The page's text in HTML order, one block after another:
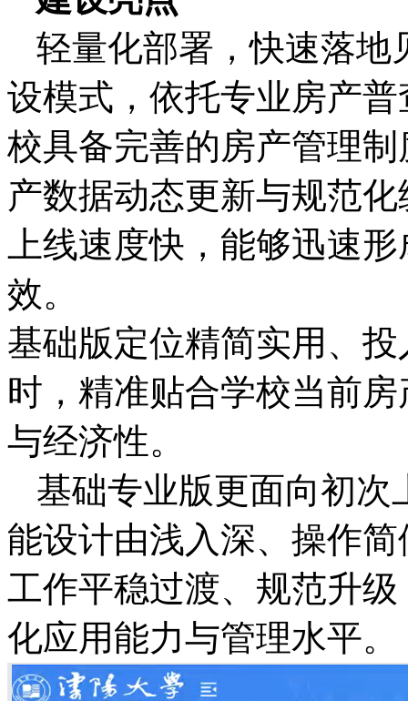
轻量化部署，快速落地
设模式，依托专业房产
校具备完善的房产管理
产数据动态更新与规范
上线速度快，能够迅速
效。
基础版定位精简实用、
时，精准贴合学校当前
与经济性。
基础专业版更面向初次
能设计由浅入深、操作
工作平稳过渡、规范升
化应用能力与管理水平。